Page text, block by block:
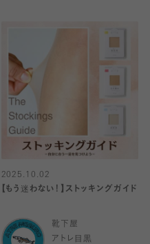
2025.10.02
【もう迷わない！】ストッキングガイド
靴下屋
アトレ目黒